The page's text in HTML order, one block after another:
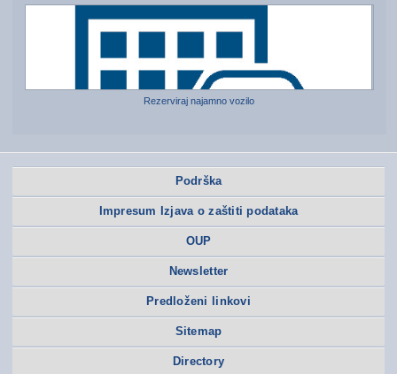
Rezerviraj najamno vozilo
Podrška
Impresum Izjava o zaštiti podataka
OUP
Newsletter
Predloženi linkovi
Sitemap
Directory